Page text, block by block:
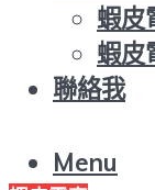
蝦皮
蝦皮
聯絡我
Menu